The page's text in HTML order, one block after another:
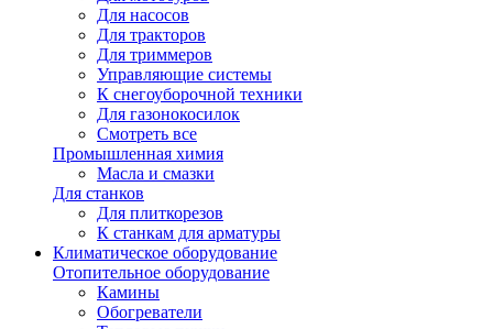
Для насосов
Для тракторов
Для триммеров
Управляющие системы
К снегоуборочной техники
Для газонокосилок
Смотреть все
Промышленная химия
Масла и смазки
Для станков
Для плиткорезов
К станкам для арматуры
Климатическое оборудование
Отопительное оборудование
Камины
Обогреватели